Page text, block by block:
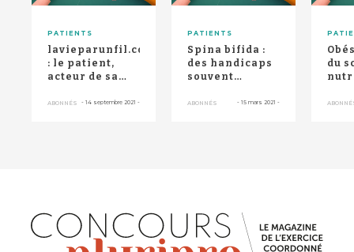
PATIENTS
lavieparunfil.com
: le patient,
acteur de sa
artificielle
ABONNÉS - 14 septembre 2021 -
PATIENTS
Spina bifida :
des handicaps
souvent
ABONNÉS - 15 mars 2021 -
du